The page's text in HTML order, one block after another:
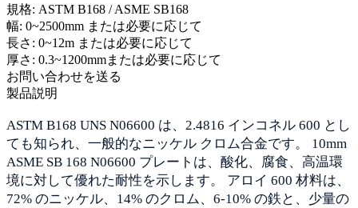
規格: ASTM B168 / ASME SB168
幅: 0~2500mm または必要に応じて
長さ: 0~12m または必要に応じて
厚さ: 0.3~1200mmまたは必要に応じて
お問い合わせを送る
製品説明
ASTM B168 UNS N06600 は、2.4816 インコネル 600 とし
ても知られ、一般的なニッケル クロム合金です。 10mm
ASME SB 168 N06600 プレートは、酸化、腐食、高温環
境に対して優れた耐性を示します。 アロイ 600 材料は、
72% のニッケル、14% のクロム、6-10% の鉄と、少量の